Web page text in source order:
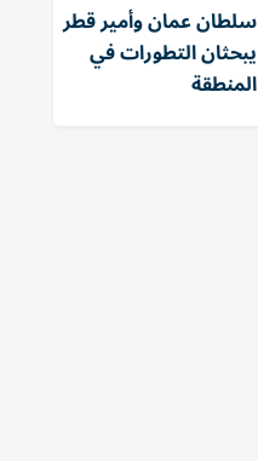
سلطان عمان وأمير قطر
يبحثان التطورات في
المنطقة